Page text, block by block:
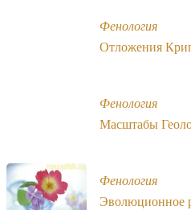
Фенология
Отложения
Фенология
Масштабы
Фенология
Эволюционное